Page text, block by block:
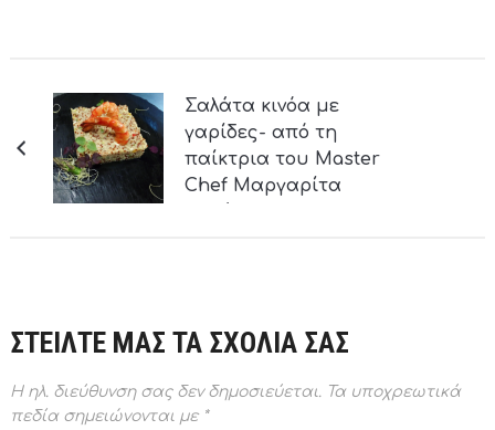
Σαλάτα κινόα με
γαρίδες- από τη
παίκτρια του Master
Chef Μαργαρίτα
ΣΤΕΙΛΤΕ ΜΑΣ ΤΑ ΣΧΟΛΙΑ ΣΑΣ
Η ηλ. διεύθυνση σας δεν δημοσιεύεται.Τα υποχρεωτικά
πεδία σημειώνονται με *